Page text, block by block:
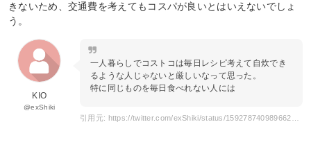
きないため、交通費を考えてもコスパが良いとはいえないでしょ
う。
KIO
@exShiki
一人暮らしでコストコは毎日レシピ考えて自炊でき
るような人じゃないと厳しいなって思った。
特に同じものを毎日食べれない人には